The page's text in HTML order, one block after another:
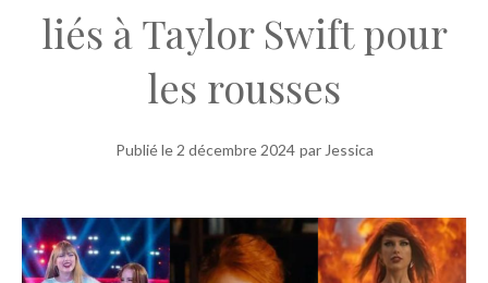
liés à Taylor Swift pour
les rousses
Publié le 2 décembre 2024 par Jessica